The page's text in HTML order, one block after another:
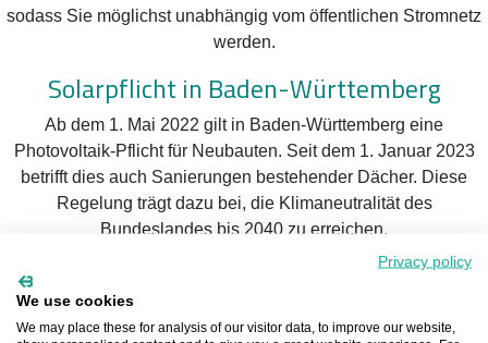
sodass Sie möglichst unabhängig vom öffentlichen Stromnetz
werden.
Solarpflicht in Baden-Württemberg
Ab dem 1. Mai 2022 gilt in Baden-Württemberg eine
Photovoltaik-Pflicht für Neubauten. Seit dem 1. Januar 2023
betrifft dies auch Sanierungen bestehender Dächer. Diese
Regelung trägt dazu bei, die Klimaneutralität des
Bundeslandes bis 2040 zu erreichen.
Einspeisevergütung und Solarstrom in
Privacy policy
We use cookies
We may place these for analysis of our visitor data, to improve our website,